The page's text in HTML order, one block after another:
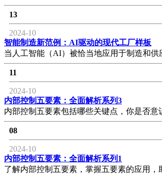
13
2024-10
智能制造新范例：AI驱动的现代工厂样板
当人工智能（AI）被恰当地应用于制造和供
11
2024-10
内部控制五要素：全面解析系列3
内部控制五要素包括哪些关键点，你是否
08
2024-10
内部控制五要素：全面解析系列1
了解内部控制五要素，掌握五要素的应用